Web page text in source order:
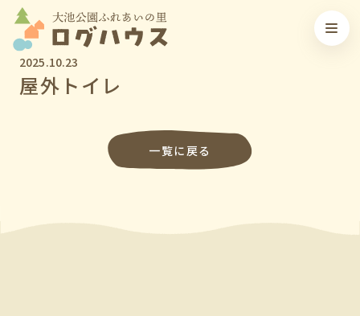
2025.10.23
屋外トイレ
一覧に戻る